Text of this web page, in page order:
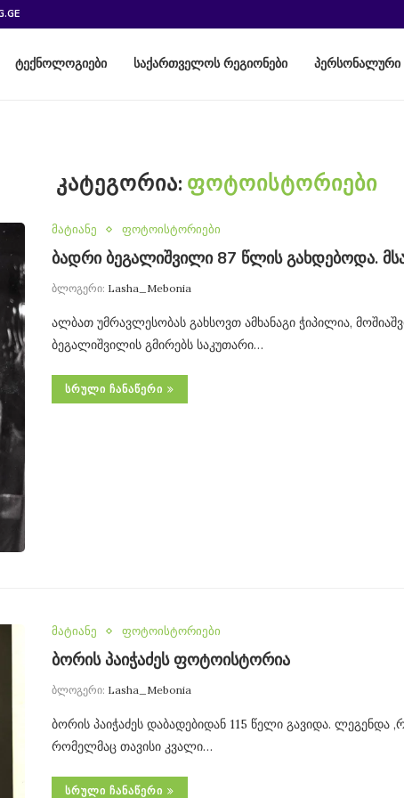
ტექნოლოგიები საქართველოს რეგიონები
ᲙᲐᲢᲔᲒᲝᲠᲘᲐ: ᲤᲝᲢᲝᲘᲡᲢᲝᲠᲘᲔᲑᲘ
მატიანე ფოტოისტორიები
ბადრი ბეგალიშვილი 87 წლის გახდებოდა.
ბლოგერი: Lasha_Mebonia
ალბათ უმრავლესობას გახსოვთ ამხანაგი ჭიპილია,
ბეგალიშვილის გმირებს საკუთარი…
ᲡᲠᲣᲚᲘ ᲩᲐᲜᲐᲬᲔᲠᲘ
მატიანე ფოტოისტორიები
ბორის პაიჭაძეს ფოტოისტორია
ბლოგერი: Lasha_Mebonia
ბორის პაიჭაძეს დაბადებიდან 115 წელი გავიდა.
რომელმაც თავისი კვალი…
ᲡᲠᲣᲚᲘ ᲩᲐᲜᲐᲬᲔᲠᲘ